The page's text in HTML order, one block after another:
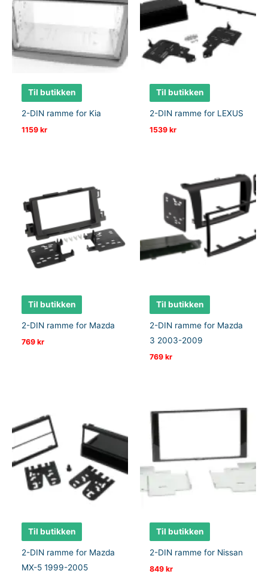
Til butikken
2-DIN ramme for Kia
1159kr
Til butikken
2-DIN ramme for LEXUS
1539kr
Til butikken
2-DIN ramme for Mazda
769kr
Til butikken
2-DIN ramme for Mazda
3 2003-2009
769kr
Til butikken
2-DIN ramme for Mazda
MX-5 1999-2005
Til butikken
2-DIN ramme for Nissan
849kr